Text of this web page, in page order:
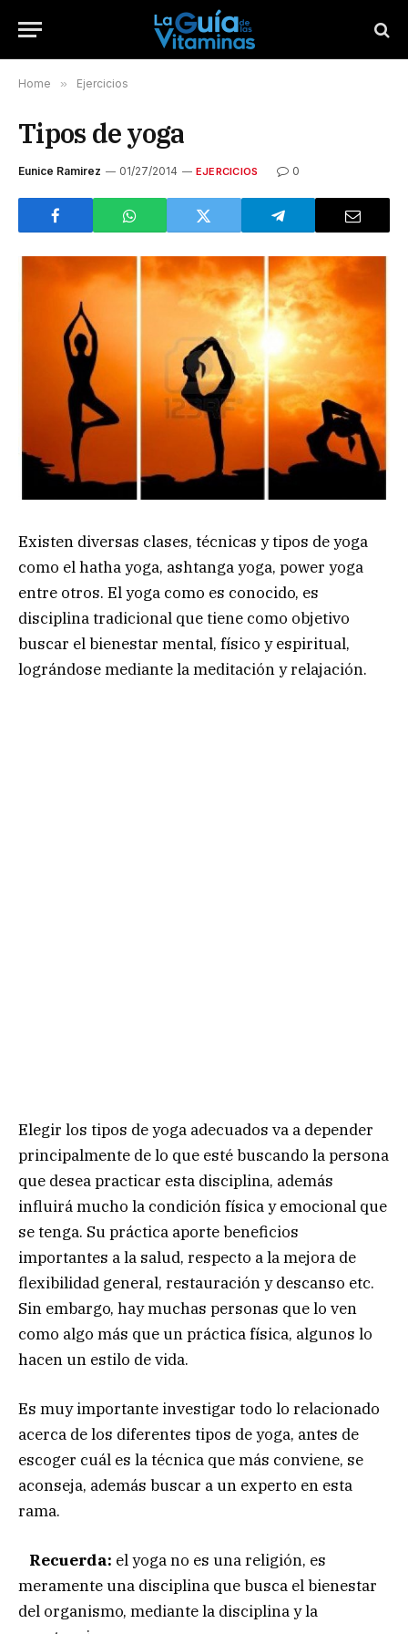
Home » Ejercicios
Tipos de yoga
Eunice Ramirez 01/27/2014 EJERCICIOS 0
Existen diversas clases, técnicas y tipos de yoga
como el hatha yoga, ashtanga yoga, power yoga
entre otros. El yoga como es conocido, es
disciplina tradicional que tiene como objetivo
buscar el bienestar mental, físico y espiritual,
lográndose mediante la meditación y relajación.
Elegir los tipos de yoga adecuados va a depender
principalmente de lo que esté buscando la persona
que desea practicar esta disciplina, además
influirá mucho la condición física y emocional que
se tenga. Su práctica aporte beneficios
importantes a la salud, respecto a la mejora de
flexibilidad general, restauración y descanso etc.
Sin embargo, hay muchas personas que lo ven
como algo más que un práctica física, algunos lo
hacen un estilo de vida.
Es muy importante investigar todo lo relacionado
acerca de los diferentes tipos de yoga, antes de
escoger cuál es la técnica que más conviene, se
aconseja, además buscar a un experto en esta
rama.
Recuerda: el yoga no es una religión, es
meramente una disciplina que busca el bienestar
del organismo, mediante la disciplina y la